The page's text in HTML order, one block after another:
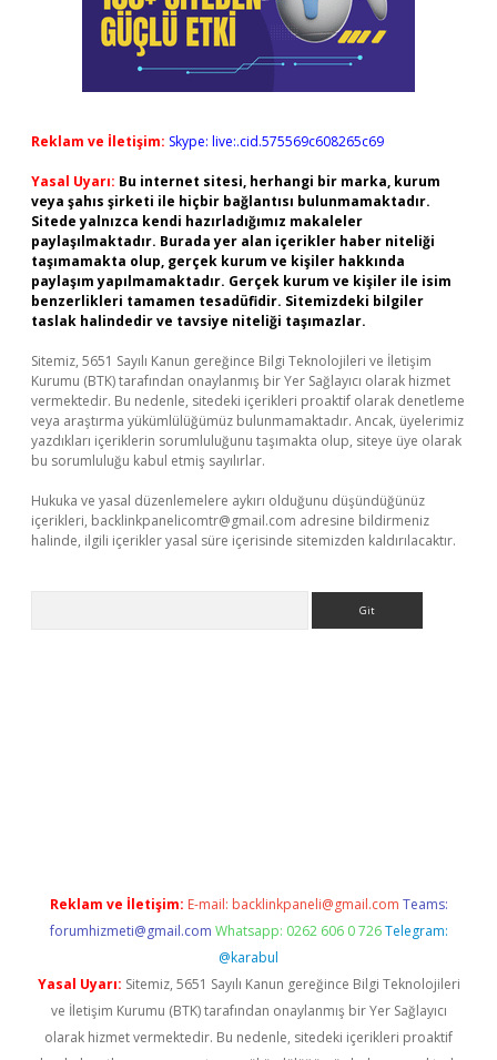
Reklam ve İletişim: Skype: live:.cid.575569c608265c69
Yasal Uyarı: Bu internet sitesi, herhangi bir marka, kurum
veya şahıs şirketi ile hiçbir bağlantısı bulunmamaktadır.
Sitede yalnızca kendi hazırladığımız makaleler
paylaşılmaktadır. Burada yer alan içerikler haber niteliği
taşımamakta olup, gerçek kurum ve kişiler hakkında
paylaşım yapılmamaktadır. Gerçek kurum ve kişiler ile isim
benzerlikleri tamamen tesadüfidir. Sitemizdeki bilgiler
taslak halindedir ve tavsiye niteliği taşımazlar.
Sitemiz, 5651 Sayılı Kanun gereğince Bilgi Teknolojileri ve İletişim
Kurumu (BTK) tarafından onaylanmış bir Yer Sağlayıcı olarak hizmet
vermektedir. Bu nedenle, sitedeki içerikleri proaktif olarak denetleme
veya araştırma yükümlülüğümüz bulunmamaktadır. Ancak, üyelerimiz
yazdıkları içeriklerin sorumluluğunu taşımakta olup, siteye üye olarak
bu sorumluluğu kabul etmiş sayılırlar.
Hukuka ve yasal düzenlemelere aykırı olduğunu düşündüğünüz
içerikleri, backlinkpanelicomtr@gmail.com adresine bildirmeniz
halinde, ilgili içerikler yasal süre içerisinde sitemizden kaldırılacaktır.
Reklam ve İletişim: E-mail: backlinkpaneli@gmail.com Teams:
forumhizmeti@gmail.com Whatsapp: 0262 606 0 726 Telegram:
@karabul
Yasal Uyarı: Sitemiz, 5651 Sayılı Kanun gereğince Bilgi Teknolojileri
ve İletişim Kurumu (BTK) tarafından onaylanmış bir Yer Sağlayıcı
olarak hizmet vermektedir. Bu nedenle, sitedeki içerikleri proaktif